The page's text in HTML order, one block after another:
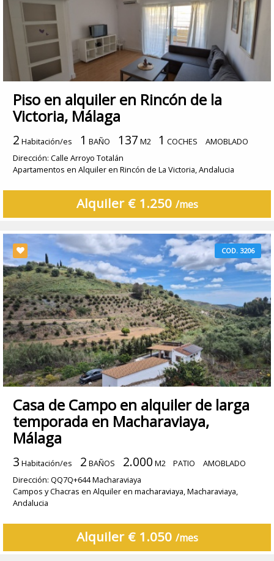
Piso en alquiler en Rincón de la
Victoria, Málaga
2 Habitación/es 1 BAÑO 137 M2 1 COCHES
AMOBLADO
Dirección: Calle Arroyo Totalán
Apartamentos en Alquiler en Rincón de La Victoria, Andalucia
Alquiler € 1.250 /mes
COD. 3206
Casa de Campo en alquiler de larga
temporada en Macharaviaya,
Málaga
3 Habitación/es 2 BAÑOS 2.000 M2 PATIO
AMOBLADO
Dirección: QQ7Q+644 Macharaviaya
Campos y Chacras en Alquiler en macharaviaya, Macharaviaya,
Andalucia
Alquiler € 1.050 /mes